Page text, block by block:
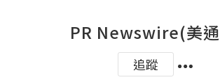
PR Newswire(美
追蹤